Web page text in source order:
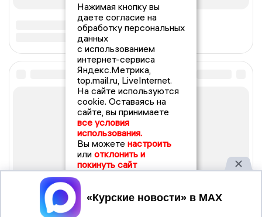
Нажимая кнопку вы
даете согласие на
обработку персональных
данных
с использованием
интернет-сервиса
Яндекс.Метрика,
top.mail.ru, LiveInternet.
На сайте используются
cookie. Оставаясь на
сайте, вы принимаете
все условия
использования.
Вы можете настроить
или отклонить и
покинуть сайт
Принять